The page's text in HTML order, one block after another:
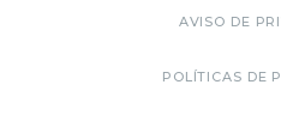
AVISO DE
POLÍTICAS DE